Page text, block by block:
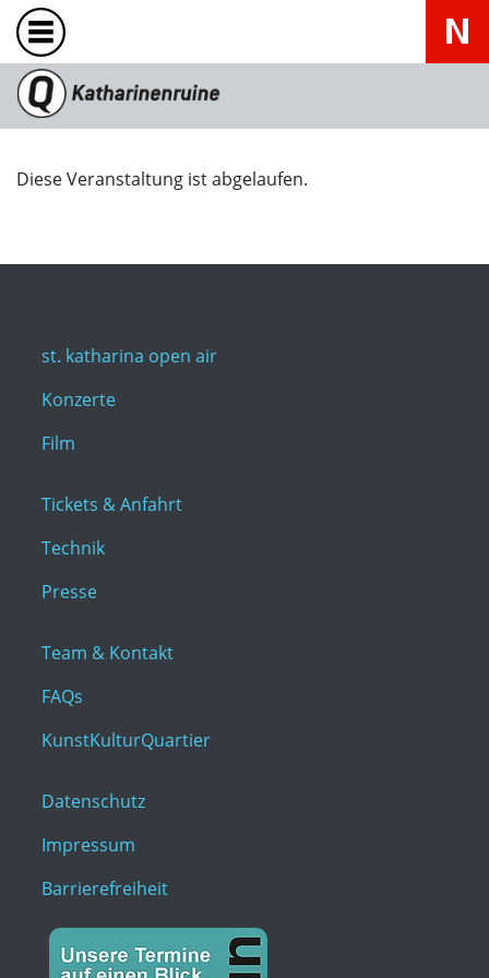
Diese Veranstaltung ist abgelaufen.
st. katharina open air
Konzerte
Film
Tickets & Anfahrt
Technik
Presse
Team & Kontakt
FAQs
KunstKulturQuartier
Datenschutz
Impressum
Barrierefreiheit